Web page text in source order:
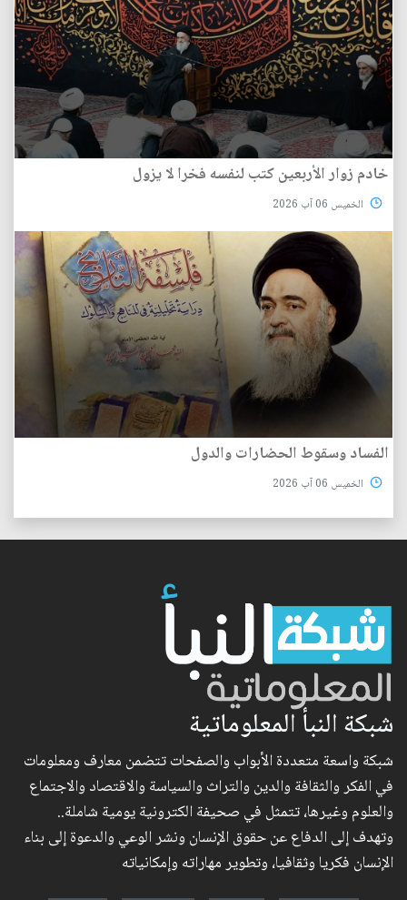
خادم زوار الأربعين كتب لنفسه فخرا لا يزول
الخميس 06 آب 2026
الفساد وسقوط الحضارات والدول
الخميس 06 آب 2026
شبكة النبأ المعلوماتية
شبكة واسعة متعددة الأبواب والصفحات تتضمن معارف ومعلومات
في الفكر والثقافة والدين والتراث والسياسة والاقتصاد والاجتماع
والعلوم وغيرها، تتمثل في صحيفة الكترونية يومية شاملة..
وتهدف إلى الدفاع عن حقوق الإنسان ونشر الوعي والدعوة إلى بناء
الإنسان فكريا وثقافيا، وتطوير مهاراته وإمكانياته